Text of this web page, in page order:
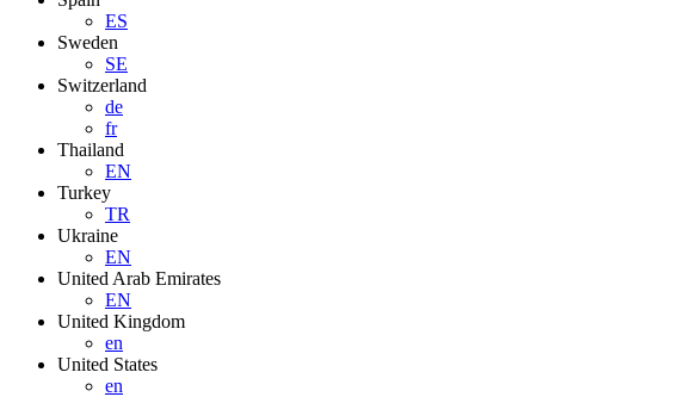
ES
Sweden
SE
Switzerland
de
fr
Thailand
EN
Turkey
TR
Ukraine
EN
United Arab Emirates
EN
United Kingdom
en
United States
en